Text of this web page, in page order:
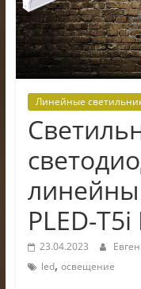
Линейные
PLED-T5i
23.04.2023
led, освещение